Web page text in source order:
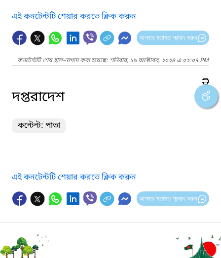
এই কনটেন্টটি শেয়ার করতে ক্লিক করুন
আপনার মতামত প্রদান করুন
কনটেন্টটি শেষ হাল-নাগাদ করা হয়েছে: শনিবার, ১৯ অক্টোবর, ২০২৪ এ ০২:০৭ PM
দপ্তরাদেশ
কন্টেন্ট: পাতা
এই কনটেন্টটি শেয়ার করতে ক্লিক করুন
আপনার মতামত প্রদান করুন